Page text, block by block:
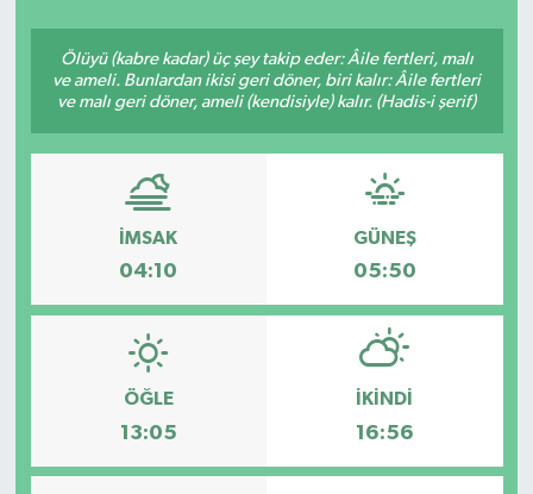
Ölüyü (kabre kadar) üç şey takip eder: Âile fertleri, malı
ve ameli. Bunlardan ikisi geri döner, biri kalır: Âile fertleri
ve malı geri döner, ameli (kendisiyle) kalır. (Hadis-i şerif)
İMSAK
04:10
GÜNEŞ
05:50
ÖĞLE
13:05
İKINDI
16:56
Spor
Türkiye